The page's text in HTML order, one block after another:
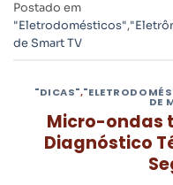
Postado em
"Eletrodomésticos",
de Smart TV
"DICAS",
DE
Micro-ondas
Diagnóstico